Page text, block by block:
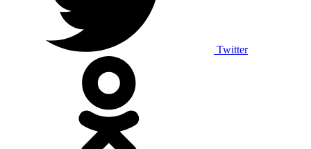
Twitter